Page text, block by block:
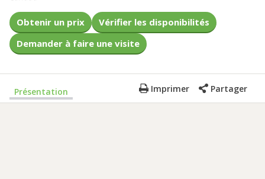
Obtenir un prix
Vérifier les disponibilités
Demander à faire une visite
Présentation Imprimer Partager